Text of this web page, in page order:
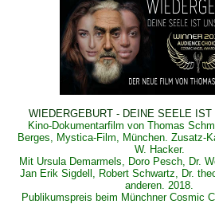
WIEDERGEBURT - DEINE SEELE IST
Kino-Dokumentarfilm von Thomas
Berges, Mystica-Film, München. Zusatz-
W. Hacker.
Mit Ursula Demarmels, Doro Pesch, Dr.
Jan Erik Sigdell, Robert Schwartz, Dr.
anderen. 2018.
Publikumspreis beim Münchner Cosmic